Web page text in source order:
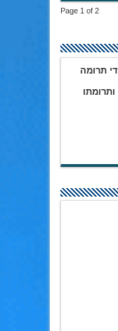
Page 1 of 2
תרומה
ותרומתו